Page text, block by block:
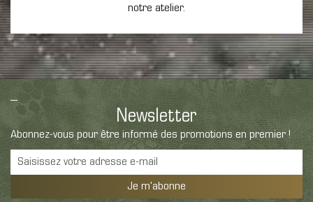
notre atelier.
Newsletter
Abonnez-vous pour être informé des promotions en premier !
Je m'abonne